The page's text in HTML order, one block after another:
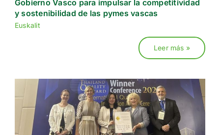
Gobierno Vasco para impulsar la competitividad
y sostenibilidad de las pymes vascas
Euskalit
Leer más »